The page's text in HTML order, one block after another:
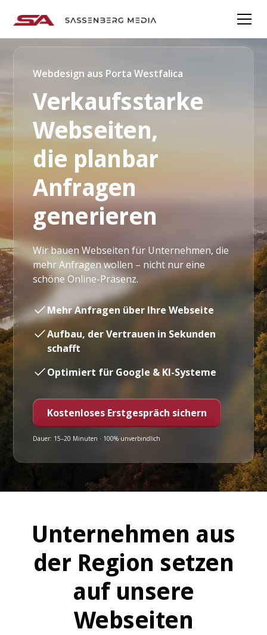
Webdesign aus Porta Westfalica
Verkaufsstarke
Webseiten,
die planbar
Anfragen
generieren
Wir bauen Webseiten für Unternehmen, die
mehr Anfragen wollen – nicht nur eine
schöne Online-Präsenz.
Mehr Anfragen über Ihre Webseite
Aufbau, der Vertrauen in Sekunden
schafft
Optimiert für Google & KI-Systeme
Kostenloses Erstgespräch sichern
Dauer: 15–20 Minuten · 100% unverbindlich
Unternehmen aus
der Region setzen
auf unsere
Webseiten